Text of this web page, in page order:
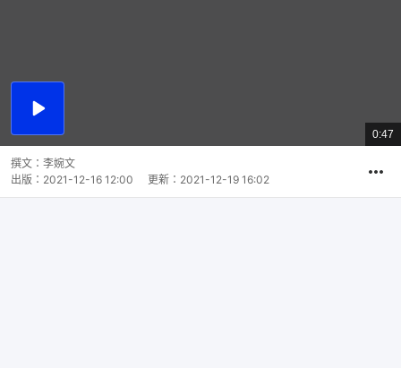
播
總
共
0:47
撰文： 李婉文
出版： 2021-12-16 12:00 更新： 2021-12-19 16:02